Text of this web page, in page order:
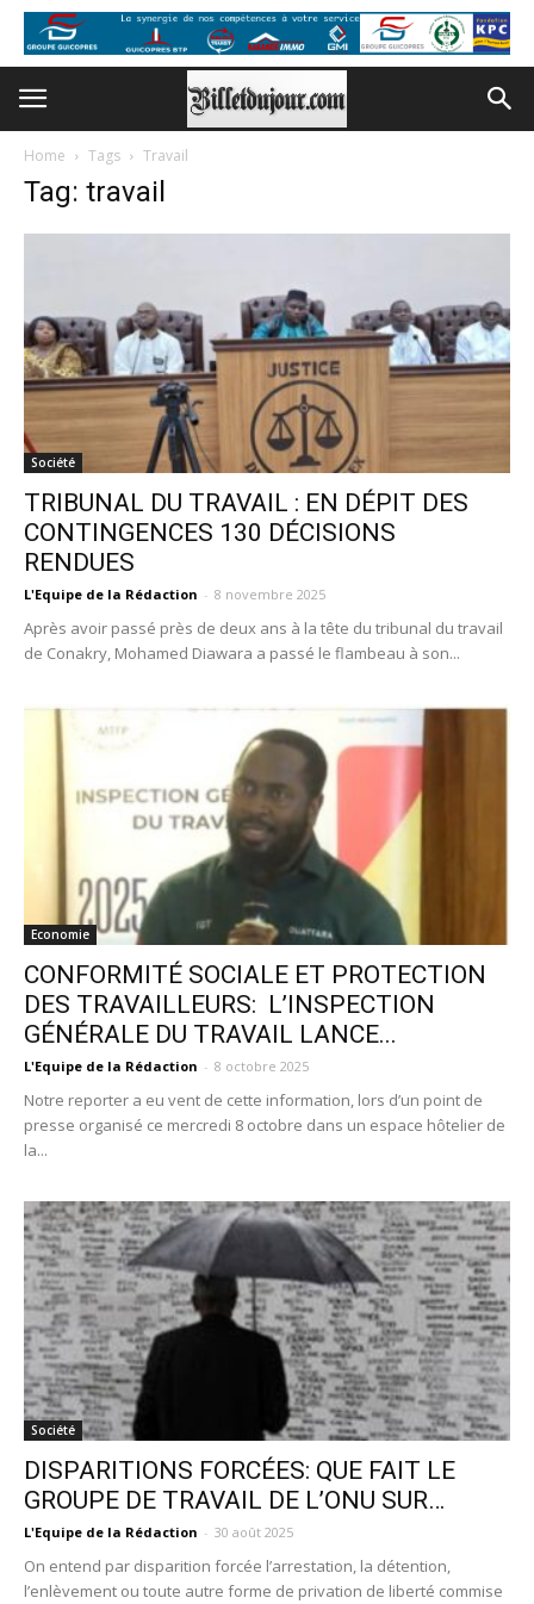
Home Tags Travail
Tag: travail
Société
TRIBUNAL DU TRAVAIL : EN DÉPIT DES
CONTINGENCES 130 DÉCISIONS
RENDUES
L'Equipe de la Rédaction - 8 novembre 2025
Après avoir passé près de deux ans à la tête du tribunal du travail
de Conakry, Mohamed Diawara a passé le flambeau à son...
Economie
CONFORMITÉ SOCIALE ET PROTECTION
DES TRAVAILLEURS: L’INSPECTION
GÉNÉRALE DU TRAVAIL LANCE...
L'Equipe de la Rédaction - 8 octobre 2025
Notre reporter a eu vent de cette information, lors d’un point de
presse organisé ce mercredi 8 octobre dans un espace hôtelier de
la...
Société
DISPARITIONS FORCÉES: QUE FAIT LE
GROUPE DE TRAVAIL DE L’ONU SUR…
L'Equipe de la Rédaction - 30 août 2025
On entend par disparition forcée l’arrestation, la détention,
l’enlèvement ou toute autre forme de privation de liberté commise